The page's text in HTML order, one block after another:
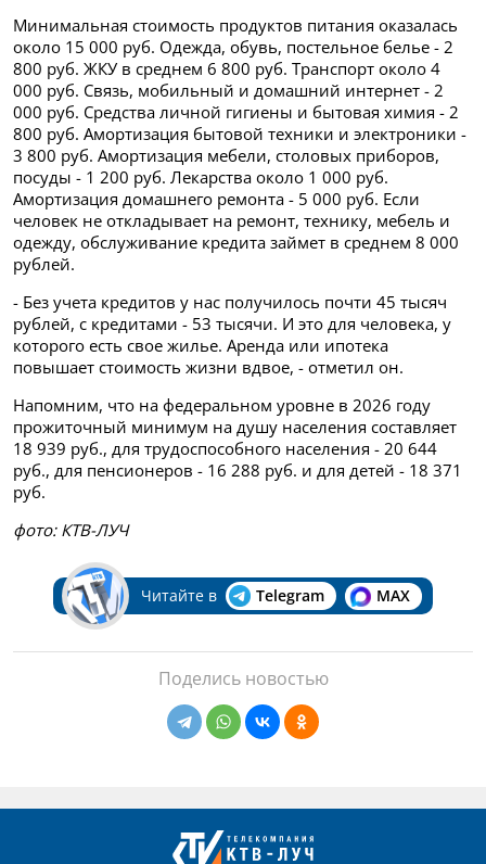
Минимальная стоимость продуктов питания оказалась
около 15 000 руб. Одежда, обувь, постельное белье - 2
800 руб. ЖКУ в среднем 6 800 руб. Транспорт около 4
000 руб. Связь, мобильный и домашний интернет - 2
000 руб. Средства личной гигиены и бытовая химия - 2
800 руб. Амортизация бытовой техники и электроники -
3 800 руб. Амортизация мебели, столовых приборов,
посуды - 1 200 руб. Лекарства около 1 000 руб.
Амортизация домашнего ремонта - 5 000 руб. Если
человек не откладывает на ремонт, технику, мебель и
одежду, обслуживание кредита займет в среднем 8 000
рублей.
- Без учета кредитов у нас получилось почти 45 тысяч
рублей, с кредитами - 53 тысячи. И это для человека, у
которого есть свое жилье. Аренда или ипотека
повышает стоимость жизни вдвое, - отметил он.
Напомним, что на федеральном уровне в 2026 году
прожиточный минимум на душу населения составляет
18 939 руб., для трудоспособного населения - 20 644
руб., для пенсионеров - 16 288 руб. и для детей - 18 371
руб.
фото: КТВ-ЛУЧ
Читайте в Telegram MAX
Поделись новостью